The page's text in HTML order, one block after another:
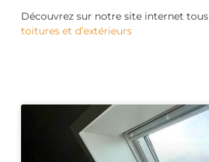
Découvrez sur notre site internet tous
toitures et d’extérieurs